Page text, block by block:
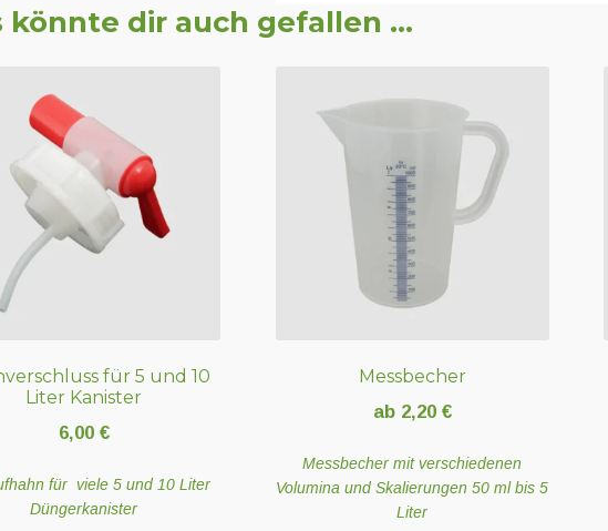
könnte dir auch gefallen …
für 5 und 10
Liter Kanister
6,00 €
für viele 5 und 10 Liter
Düngerkanister
Messbecher
ab 2,20 €
Messbecher mit verschiedenen
Volumina und Skalierungen 50 ml bis 5
Liter